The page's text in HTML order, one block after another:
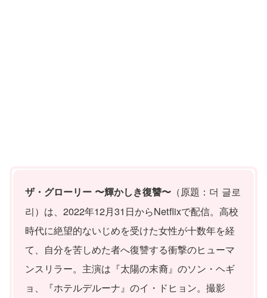
ザ・グローリー 〜輝かしき復讐〜 （原題：더 글로
리）は、2022年12月31日からNetflixで配信。高校
時代に絶望的ないじめを受けた女性が十数年を経
て、自分を苦しめた者へ復讐する衝撃のヒューマ
ンスリラー。主演は『太陽の末裔』のソン・ヘギ
ョ、『ホテルデルーナ』のイ・ドヒョン。撮影